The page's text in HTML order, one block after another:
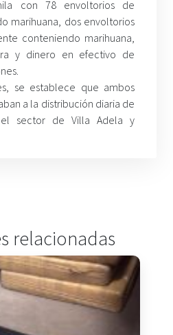
con 78 envoltorios de
marihuana, dos envoltorios
conteniendo marihuana,
y dinero en efectivo de
se establece que ambos
a la distribución diaria de
el sector de Villa Adela y
relacionadas